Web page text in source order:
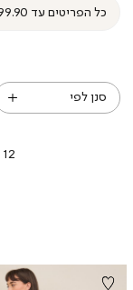
כל הפריטים עד ₪99.90
סנן לפי
12